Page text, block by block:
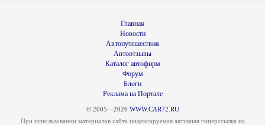
Главная
Новости
Автопутешествия
Автоотзывы
Каталог автофирм
Форум
Блоги
Реклама на Портале
© 2005—2026 WWW.CAR72.RU
При использовании материалов сайта индексируемая активная гиперссылка на